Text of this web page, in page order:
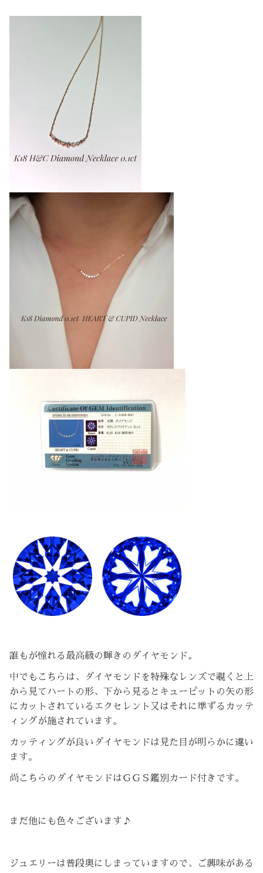
誰もが憧れる最高級の輝きのダイヤモンド。
中でもこちらは、ダイヤモンドを特殊なレンズで覗くと上
から見てハートの形、下から見るとキューピットの矢の形
にカットされているエクセレント又はそれに準ずるカッテ
ィングが施されています。
カッティングが良いダイヤモンドは見た目が明らかに違い
ます。
尚こちらのダイヤモンドはＧＧＳ鑑別カード付きです。
まだ他にも色々ございます♪
ジュエリーは普段奥にしまっていますので、ご興味がある